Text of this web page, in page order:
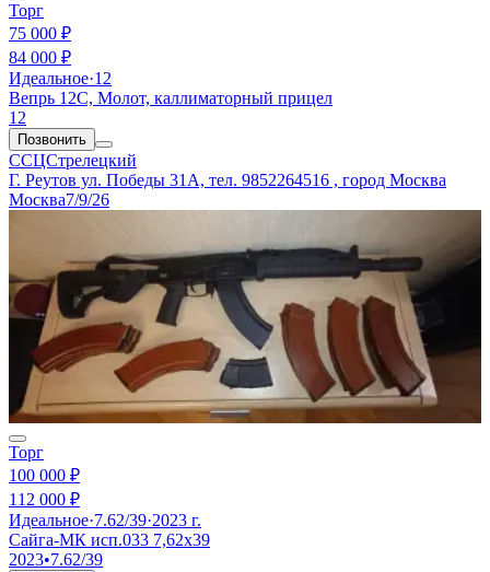
Торг
75 000 ₽
84 000 ₽
Идеальное·12
Вепрь 12С, Молот, каллиматорный прицел
12
Позвонить
ССЦСтрелецкий
Г. Реутов ул. Победы 31А, тел. 9852264516 , город Москва
Москва7/9/26
Торг
100 000 ₽
112 000 ₽
Идеальное·7.62/39·2023 г.
Сайга-МК исп.033 7,62х39
2023•7.62/39